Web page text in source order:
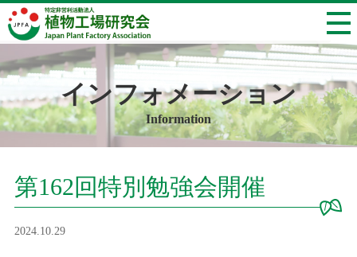
インフォメーション
Information
第162回特別勉強会開催
2024.10.29